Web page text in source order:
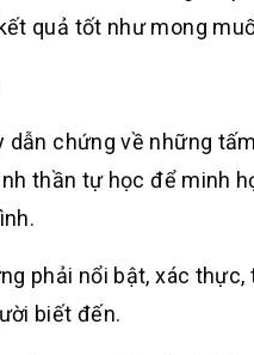
quả tốt như mong
dẫn chứng về những
thần tự học để minh
phải nổi bật, xác thực,
biết đến.